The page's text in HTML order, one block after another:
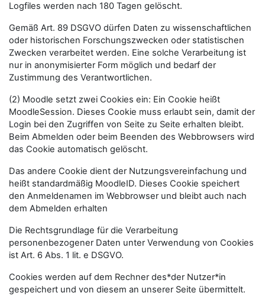
Logfiles werden nach 180 Tagen gelöscht.
Gemäß Art. 89 DSGVO dürfen Daten zu wissenschaftlichen
oder historischen Forschungszwecken oder statistischen
Zwecken verarbeitet werden. Eine solche Verarbeitung ist
nur in anonymisierter Form möglich und bedarf der
Zustimmung des Verantwortlichen.
(2) Moodle setzt zwei Cookies ein: Ein Cookie heißt
MoodleSession. Dieses Cookie muss erlaubt sein, damit der
Login bei den Zugriffen von Seite zu Seite erhalten bleibt.
Beim Abmelden oder beim Beenden des Webbrowsers wird
das Cookie automatisch gelöscht.
Das andere Cookie dient der Nutzungsvereinfachung und
heißt standardmäßig MoodleID. Dieses Cookie speichert
den Anmeldenamen im Webbrowser und bleibt auch nach
dem Abmelden erhalten
Die Rechtsgrundlage für die Verarbeitung
personenbezogener Daten unter Verwendung von Cookies
ist Art. 6 Abs. 1 lit. e DSGVO.
Cookies werden auf dem Rechner des*der Nutzer*in
gespeichert und von diesem an unserer Seite übermittelt.